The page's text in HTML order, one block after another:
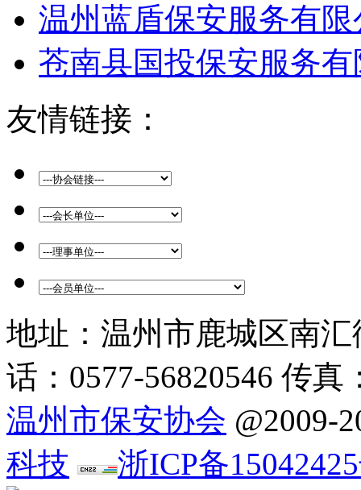
温州蓝盾保安服务有限
苍南县国投保安服务
友情链接：
地址：温州市鹿城区南
话：0577-56820546 传真
温州市保安协会 @2009-
科技
浙ICP备